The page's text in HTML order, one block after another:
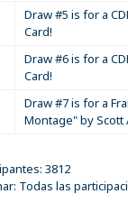
Draw #5 is for a
Card!
Draw #6 is for a
Card!
Draw #7 is for a
Montage" by Scott
3812
Todas las